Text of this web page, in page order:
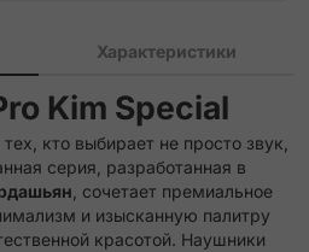
Характеристики
Kim Special
кто выбирает не просто звук,
серия, разработанная в
, сочетает премиальное
и изысканную палитру
красотой. Наушники